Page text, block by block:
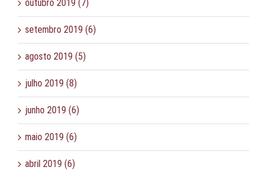
outubro 2019 (7)
setembro 2019 (6)
agosto 2019 (5)
julho 2019 (8)
junho 2019 (6)
maio 2019 (6)
abril 2019 (6)